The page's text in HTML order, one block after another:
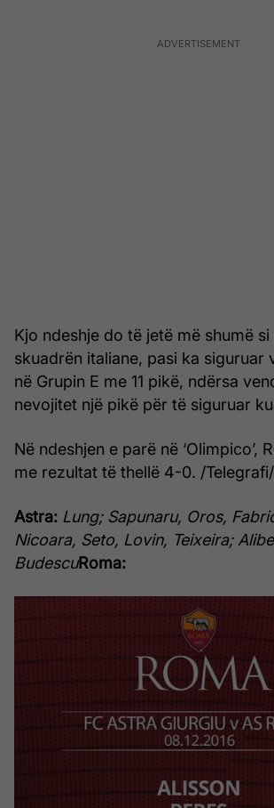
Kjo ndeshje do të jetë më shumë
skuadrën italiane, pasi ka siguruar
në Grupin E me 11 pikë, ndërsa
nevojitet një pikë për të siguruar
Në ndeshjen e parë në ‘Olimpico’,
me rezultat të thellë 4-0. /Telegrafi/
Astra: Lung; Sapunaru, Oros,
Nicoara, Seto, Lovin, Teixeira;
BudescuRoma: